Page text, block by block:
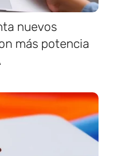
nuevos
más potencia